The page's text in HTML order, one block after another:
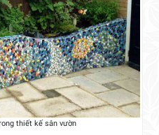
thiết kế sân vườn